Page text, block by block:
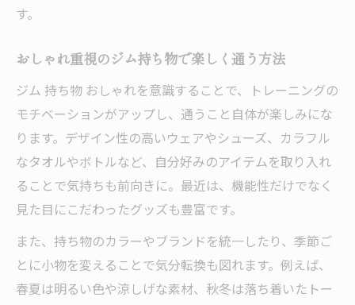
す。
おしゃれ重視のジム持ち物で楽しく通う方法
ジム 持ち物 おしゃれを意識することで、トレーニングの
モチベーションがアップし、通うこと自体が楽しみにな
ります。デザイン性の高いウェアやシューズ、カラフル
なタオルやボトルなど、自分好みのアイテムを取り入れ
ることで気持ちも前向きに。最近は、機能性だけでなく
見た目にこだわったグッズも豊富です。
また、持ち物のカラーやブランドを統一したり、季節ご
とに小物を変えることで気分転換も図れます。例えば、
春夏は明るい色や涼しげな素材、秋冬は落ち着いたトー